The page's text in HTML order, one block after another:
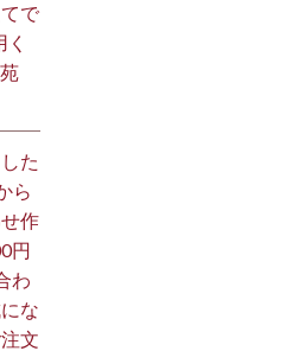
で
た
ら
作
円
わ
な
文